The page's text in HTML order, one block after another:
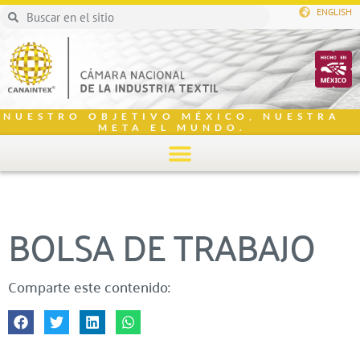
ENGLISH
NUESTRO OBJETIVO MÉXICO, NUESTRA
META EL MUNDO.
BOLSA DE TRABAJO
Comparte este contenido: